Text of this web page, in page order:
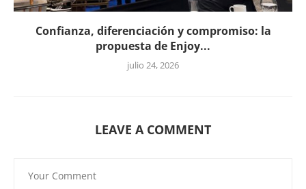
Confianza, diferenciación y compromiso: la
propuesta de Enjoy...
julio 24, 2026
LEAVE A COMMENT